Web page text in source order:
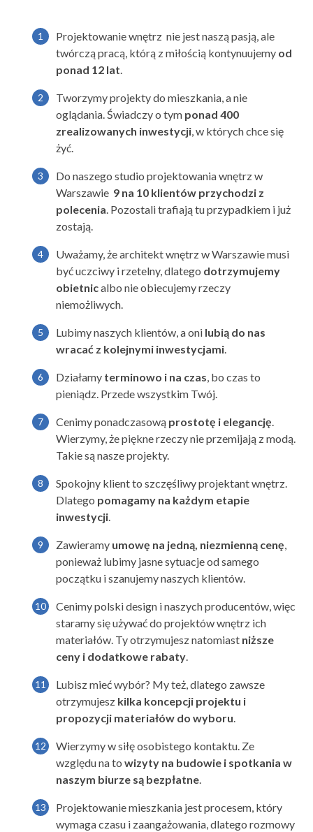
Projektowanie wnętrz nie jest naszą pasją, ale
twórczą pracą, którą z miłością kontynuujemy od
ponad 12 lat.
Tworzymy projekty do mieszkania, a nie
oglądania. Świadczy o tym ponad 400
zrealizowanych inwestycji, w których chce się
żyć.
Do naszego studio projektowania wnętrz w
Warszawie 9 na 10 klientów przychodzi z
polecenia. Pozostali trafiają tu przypadkiem i już
zostają.
Uważamy, żearchitekt wnętrz w Warszawiemusi
być uczciwy i rzetelny, dlatego dotrzymujemy
obietnicalbo nie obiecujemy rzeczy
niemożliwych.
Lubimy naszych klientów, a oni lubią do nas
wracać z kolejnymi inwestycjami.
Działamy terminowo i na czas, bo czas to
pieniądz. Przede wszystkim Twój.
Cenimy ponadczasową prostotę i elegancję.
Wierzymy, że piękne rzeczy nie przemijają z modą.
Takie są nasze projekty.
Spokojny klient to szczęśliwy projektant wnętrz.
Dlatego pomagamy na każdym etapie
inwestycji.
Zawieramy umowę na jedną, niezmienną cenę,
ponieważ lubimy jasne sytuacje od samego
początku i szanujemy naszych klientów.
Cenimy polski design i naszych producentów, więc
staramy się używać do projektów wnętrz ich
materiałów. Ty otrzymujesz natomiast niższe
ceny i dodatkowe rabaty.
Lubisz mieć wybór? My też, dlatego zawsze
otrzymujesz kilka koncepcji projektu i
propozycji materiałów do wyboru.
Wierzymy w siłę osobistego kontaktu. Ze
względu na to wizyty na budowie i spotkania w
naszym biurze są bezpłatne.
Projektowanie mieszkania jest procesem, który
wymaga czasu i zaangażowania, dlatego rozmowy